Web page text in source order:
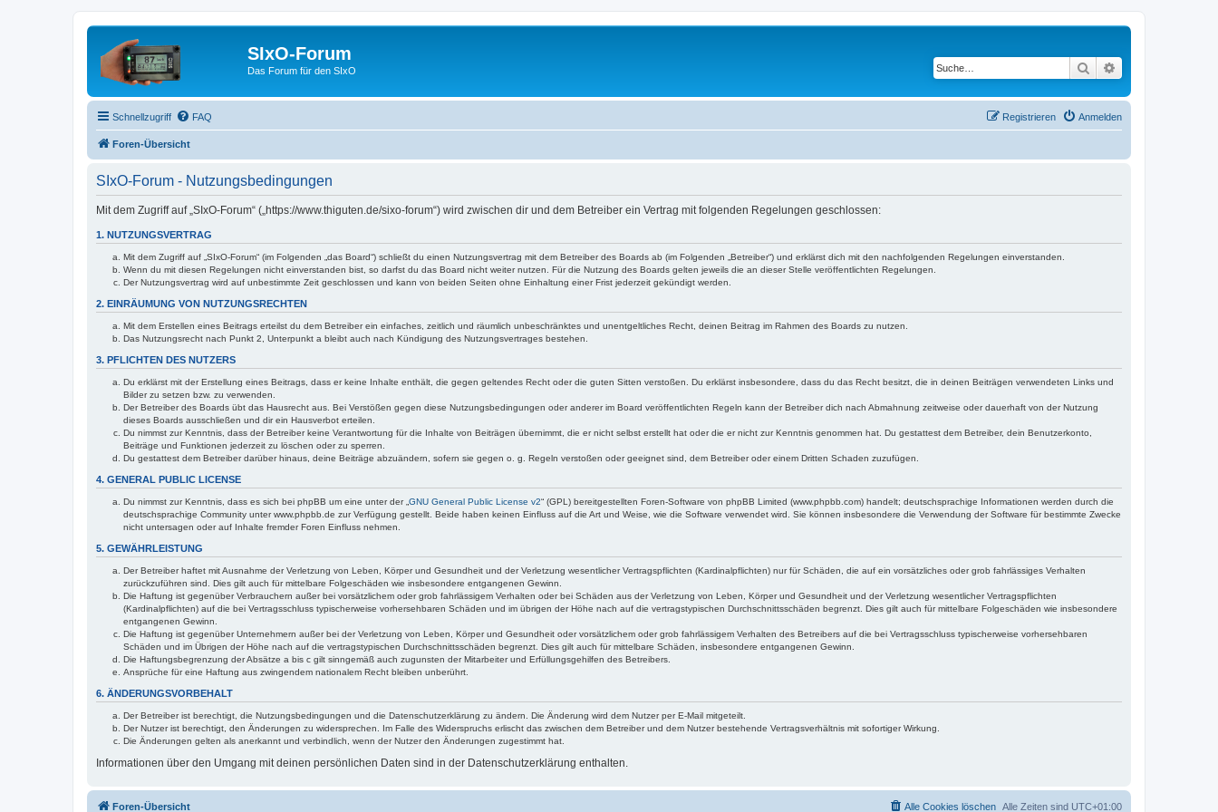
SIxO-Forum
Das Forum für den SIxO Suche
Schnellzugriff FAQ Anmelden
Registrieren
Foren-Übersicht
SIxO-Forum - Nutzungsbedingungen
Mit dem Zugriff auf „SIxO-Forum“ („https://www.thiguten.de/sixo-forum“) wird zwischen dir und dem Betreiber ein Vertrag mit folgenden Regelungen geschlossen:
1. NUTZUNGSVERTRAG
Mit dem Zugriff auf „SIxO-Forum“ (im Folgenden „das Board“) schließt du einen Nutzungsvertrag mit dem Betreiber des Boards ab (im Folgenden „Betreiber“) und erklärst dich mit den nachfolgenden Regelungen einverstanden.
Wenn du mit diesen Regelungen nicht einverstanden bist, so darfst du das Board nicht weiter nutzen. Für die Nutzung des Boards gelten jeweils die an dieser Stelle veröffentlichten Regelungen.
Der Nutzungsvertrag wird auf unbestimmte Zeit geschlossen und kann von beiden Seiten ohne Einhaltung einer Frist jederzeit gekündigt werden.
2. EINRÄUMUNG VON NUTZUNGSRECHTEN
Mit dem Erstellen eines Beitrags erteilst du dem Betreiber ein einfaches, zeitlich und räumlich unbeschränktes und unentgeltliches Recht, deinen Beitrag im Rahmen des Boards zu nutzen.
Das Nutzungsrecht nach Punkt 2, Unterpunkt a bleibt auch nach Kündigung des Nutzungsvertrages bestehen.
3. PFLICHTEN DES NUTZERS
Du erklärst mit der Erstellung eines Beitrags, dass er keine Inhalte enthält, die gegen geltendes Recht oder die guten Sitten verstoßen. Du erklärst insbesondere, dass du das Recht besitzt, die in deinen Beiträgen verwendeten Links und
Bilder zu setzen bzw. zu verwenden.
Der Betreiber des Boards übt das Hausrecht aus. Bei Verstößen gegen diese Nutzungsbedingungen oder anderer im Board veröffentlichten Regeln kann der Betreiber dich nach Abmahnung zeitweise oder dauerhaft von der Nutzung
dieses Boards ausschließen und dir ein Hausverbot erteilen.
Du nimmst zur Kenntnis, dass der Betreiber keine Verantwortung für die Inhalte von Beiträgen übernimmt, die er nicht selbst erstellt hat oder die er nicht zur Kenntnis genommen hat. Du gestattest dem Betreiber, dein Benutzerkonto,
Beiträge und Funktionen jederzeit zu löschen oder zu sperren.
Du gestattest dem Betreiber darüber hinaus, deine Beiträge abzuändern, sofern sie gegen o. g. Regeln verstoßen oder geeignet sind, dem Betreiber oder einem Dritten Schaden zuzufügen.
4. GENERAL PUBLIC LICENSE
Du nimmst zur Kenntnis, dass es sich bei phpBB um eine unter der „ GNU General Public License v2“ (GPL) bereitgestellten Foren-Software von phpBB Limited (www.phpbb.com) handelt; deutschsprachige Informationen werden durch die
deutschsprachige Community unter www.phpbb.de zur Verfügung gestellt. Beide haben keinen Einfluss auf die Art und Weise, wie die Software verwendet wird. Sie können insbesondere die Verwendung der Software für bestimmte Zwecke
nicht untersagen oder auf Inhalte fremder Foren Einfluss nehmen.
5. GEWÄHRLEISTUNG
Der Betreiber haftet mit Ausnahme der Verletzung von Leben, Körper und Gesundheit und der Verletzung wesentlicher Vertragspflichten (Kardinalpflichten) nur für Schäden, die auf ein vorsätzliches oder grob fahrlässiges Verhalten
zurückzuführen sind. Dies gilt auch für mittelbare Folgeschäden wie insbesondere entgangenen Gewinn.
Die Haftung ist gegenüber Verbrauchern außer bei vorsätzlichem oder grob fahrlässigem Verhalten oder bei Schäden aus der Verletzung von Leben, Körper und Gesundheit und der Verletzung wesentlicher Vertragspflichten
(Kardinalpflichten) auf die bei Vertragsschluss typischerweise vorhersehbaren Schäden und im übrigen der Höhe nach auf die vertragstypischen Durchschnittsschäden begrenzt. Dies gilt auch für mittelbare Folgeschäden wie insbesondere
entgangenen Gewinn.
Die Haftung ist gegenüber Unternehmern außer bei der Verletzung von Leben, Körper und Gesundheit oder vorsätzlichem oder grob fahrlässigem Verhalten des Betreibers auf die bei Vertragsschluss typischerweise vorhersehbaren
Schäden und im Übrigen der Höhe nach auf die vertragstypischen Durchschnittsschäden begrenzt. Dies gilt auch für mittelbare Schäden, insbesondere entgangenen Gewinn.
Die Haftungsbegrenzung der Absätze a bis c gilt sinngemäß auch zugunsten der Mitarbeiter und Erfüllungsgehilfen des Betreibers.
Ansprüche für eine Haftung aus zwingendem nationalem Recht bleiben unberührt.
6. ÄNDERUNGSVORBEHALT
Der Betreiber ist berechtigt, die Nutzungsbedingungen und die Datenschutzerklärung zu ändern. Die Änderung wird dem Nutzer per E-Mail mitgeteilt.
Der Nutzer ist berechtigt, den Änderungen zu widersprechen. Im Falle des Widerspruchs erlischt das zwischen dem Betreiber und dem Nutzer bestehende Vertragsverhältnis mit sofortiger Wirkung.
Die Änderungen gelten als anerkannt und verbindlich, wenn der Nutzer den Änderungen zugestimmt hat.
Informationen über den Umgang mit deinen persönlichen Daten sind in der Datenschutzerklärung enthalten.
Foren-Übersicht Alle Zeiten sind UTC+01:00
Alle Cookies löschen